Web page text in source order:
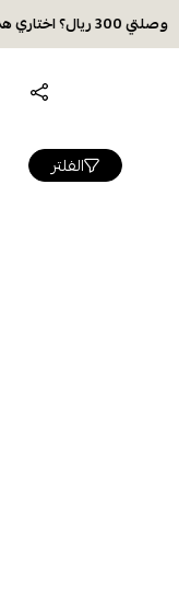
وصلتي 300 ريال؟ اختاري هديتك :🏍 شحن مجاني بكود N28 أو 💸خصم بكود EID26
الفلتر